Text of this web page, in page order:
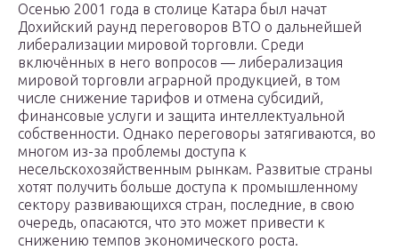
Осенью 2001 года в столице Катара был начат
Дохийский раунд переговоров ВТО о дальнейшей
либерализации мировой торговли. Среди
включённых в него вопросов — либерализация
мировой торговли аграрной продукцией, в том
числе снижение тарифов и отмена субсидий,
финансовые услуги и защита интеллектуальной
собственности. Однако переговоры затягиваются, во
многом из-за проблемы доступа к
несельскохозяйственным рынкам. Развитые страны
хотят получить больше доступа к промышленному
сектору развивающихся стран, последние, в свою
очередь, опасаются, что это может привести к
снижению темпов экономического роста.